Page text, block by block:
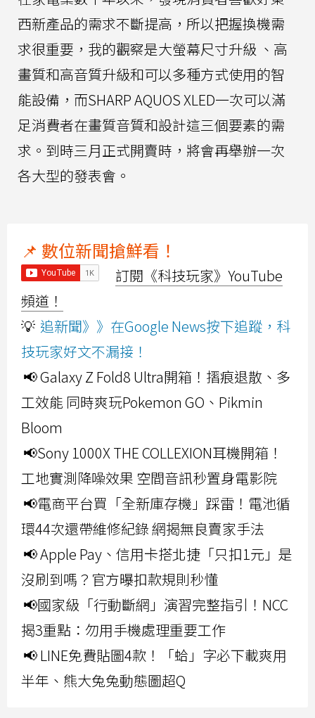
西新產品的需求不斷提高，所以把握換機需
求很重要，我的觀察是大螢幕尺寸升級 、高
畫質和高音質升級和可以多種方式使用的智
能設備，而SHARP AQUOS XLED一次可以滿
足消費者在畫質音質和設計這三個要素的需
求。到時三月正式開賣時，將會再舉辦一次
各大型的發表會。
📌 數位新聞搶鮮看！
訂閱《科技玩家》YouTube
頻道！
💡 追新聞》》在Google News按下追蹤，科
技玩家好文不漏接！
📢 Galaxy Z Fold8 Ultra開箱！摺痕退散、多
工效能 同時爽玩Pokemon GO、Pikmin
Bloom
📢Sony 1000X THE COLLEXION耳機開箱！
工地實測降噪效果 空間音訊秒置身電影院
📢電商平台買「全新庫存機」踩雷！電池循
環44次還帶維修紀錄 網揭無良賣家手法
📢 Apple Pay、信用卡搭北捷「只扣1元」是
沒刷到嗎？官方曝扣款規則秒懂
📢國家級「行動斷網」演習完整指引！NCC
揭3重點：勿用手機處理重要工作
📢 LINE免費貼圖4款！「蛤」字必下載爽用
半年、熊大兔兔動態圖超Q